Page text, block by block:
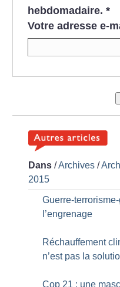
hebdomadaire. *
Votre adresse e-
Dans /Archives /
2015
Guerre-
l’engrenage
Réchauffement
n’est pas la
Cop 21 : une